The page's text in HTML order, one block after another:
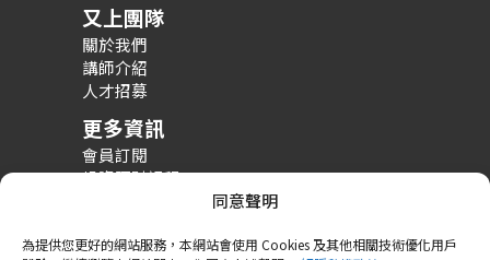
同意聲明
為提供您更好的網站服務，本網站會使用 Cookies 及其他相關技術優化用戶
又上團隊
關於我們
講師介紹
人才招募
更多資訊
會員訂閱
投資理財課程
整體財務規劃課程